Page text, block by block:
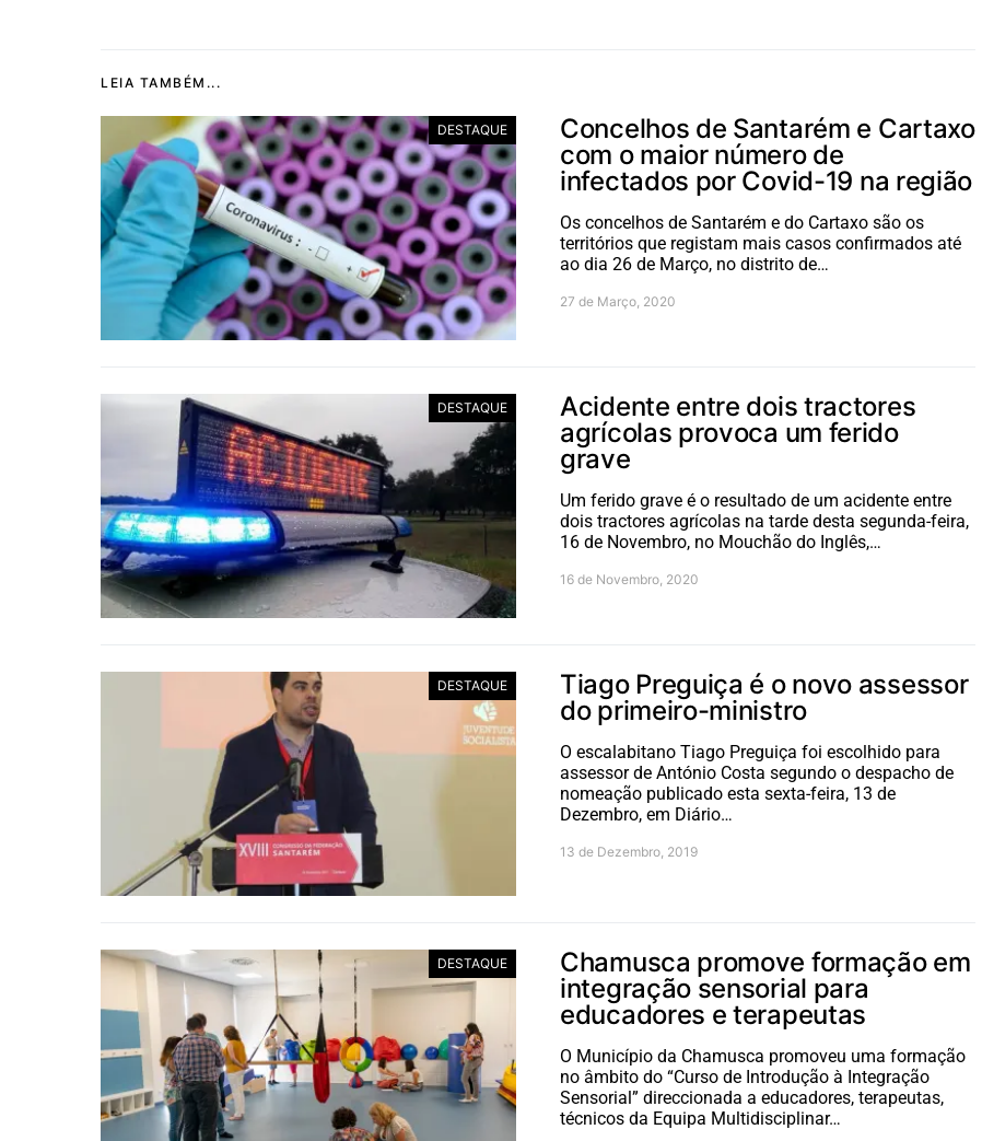
LEIA TAMBÉM...
DESTAQUE
Concelhos de Santarém e Cartaxo
com o maior número de
infectados por Covid-19 na região
Os concelhos de Santarém e do Cartaxo são os
territórios que registam mais casos confirmados até
ao dia 26 de Março, no distrito de…
27 de Março, 2020
DESTAQUE
Acidente entre dois tractores
agrícolas provoca um ferido
grave
Um ferido grave é o resultado de um acidente entre
dois tractores agrícolas na tarde desta segunda-feira,
16 de Novembro, no Mouchão do Inglês,…
16 de Novembro, 2020
DESTAQUE
Tiago Preguiça é o novo assessor
do primeiro-ministro
O escalabitano Tiago Preguiça foi escolhido para
assessor de António Costa segundo o despacho de
nomeação publicado esta sexta-feira, 13 de
Dezembro, em Diário…
13 de Dezembro, 2019
DESTAQUE
Chamusca promove formação em
integração sensorial para
educadores e terapeutas
O Município da Chamusca promoveu uma formação
no âmbito do “Curso de Introdução à Integração
Sensorial” direccionada a educadores, terapeutas,
técnicos da Equipa Multidisciplinar…